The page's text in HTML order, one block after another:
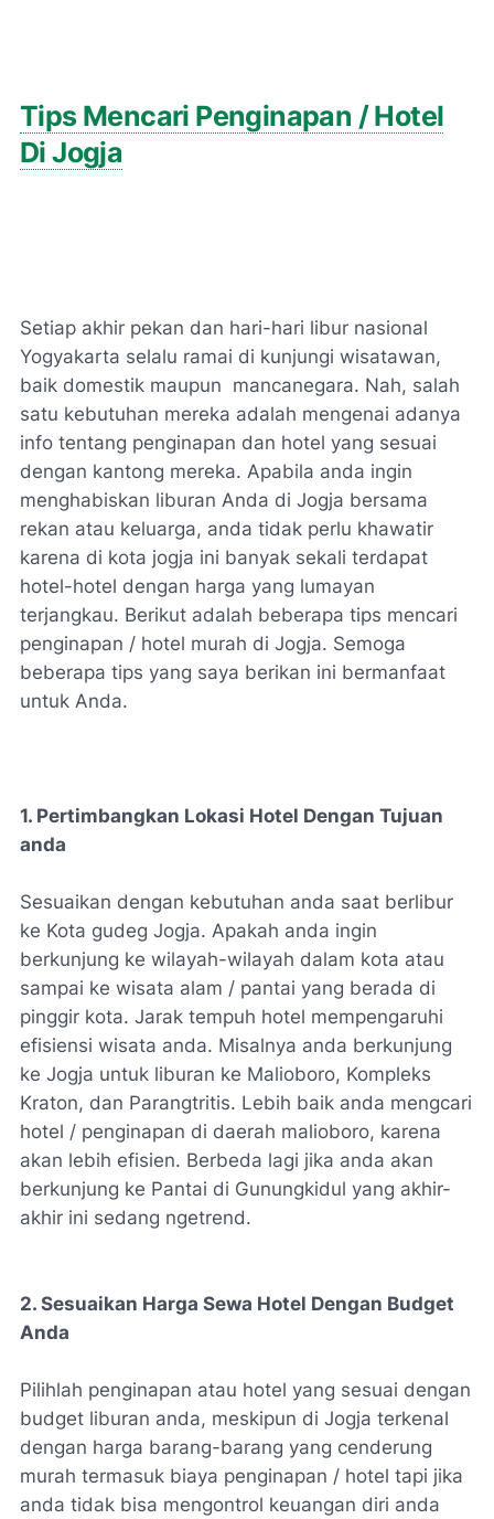
Tips Mencari Penginapan / Hotel
Di Jogja
Setiap akhir pekan dan hari-hari libur nasional
Yogyakarta selalu ramai di kunjungi wisatawan,
baik domestik maupun mancanegara. Nah, salah
satu kebutuhan mereka adalah mengenai adanya
info tentang penginapan dan hotel yang sesuai
dengan kantong mereka. Apabila anda ingin
menghabiskan liburan Anda di Jogja bersama
rekan atau keluarga, anda tidak perlu khawatir
karena di kota jogja ini banyak sekali terdapat
hotel-hotel dengan harga yang lumayan
terjangkau. Berikut adalah beberapa tips mencari
penginapan / hotel murah di Jogja. Semoga
beberapa tips yang saya berikan ini bermanfaat
untuk Anda.
1. Pertimbangkan Lokasi Hotel Dengan Tujuan
anda
Sesuaikan dengan kebutuhan anda saat berlibur
ke Kota gudeg Jogja. Apakah anda ingin
berkunjung ke wilayah-wilayah dalam kota atau
sampai ke wisata alam / pantai yang berada di
pinggir kota. Jarak tempuh hotel mempengaruhi
efisiensi wisata anda. Misalnya anda berkunjung
ke Jogja untuk liburan ke Malioboro, Kompleks
Kraton, dan Parangtritis. Lebih baik anda mengcari
hotel / penginapan di daerah malioboro, karena
akan lebih efisien. Berbeda lagi jika anda akan
berkunjung ke Pantai di Gunungkidul yang akhir-
akhir ini sedang ngetrend.
2. Sesuaikan Harga Sewa Hotel Dengan Budget
Anda
Pilihlah penginapan atau hotel yang sesuai dengan
budget liburan anda, meskipun di Jogja terkenal
dengan harga barang-barang yang cenderung
murah termasuk biaya penginapan / hotel tapi jika
anda tidak bisa mengontrol keuangan diri anda